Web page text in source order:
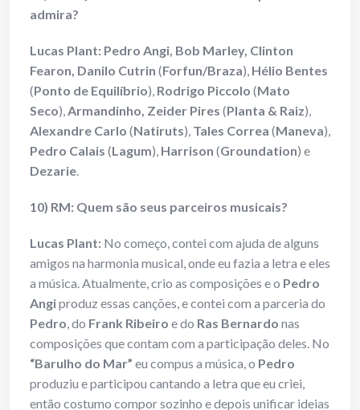
admira?
Lucas Plant: Pedro Angi, Bob Marley, Clinton
Fearon, Danilo Cutrin (Forfun/Braza), Hélio Bentes
(Ponto de Equilíbrio), Rodrigo Piccolo (Mato
Seco),Armandinho, Zeider Pires (Planta & Raiz),
Alexandre Carlo (Natiruts), Tales Correa (Maneva),
Pedro Calais (Lagum), Harrison (Groundation) e
Dezarie.
10) RM: Quem são seus parceiros musicais?
Lucas Plant: No começo, contei com ajuda de alguns
amigos na harmonia musical, onde eu fazia a letra e eles
a música. Atualmente, crio as composições e o Pedro
Angiproduz essas canções, e contei com a parceria do
Pedro, do Frank Ribeiro e do Ras Bernardo nas
composições que contam com a participação deles. No
“Barulho do Mar” eu compus a música, o Pedro
produziu e participou cantando a letra que eu criei,
então costumo compor sozinho e depois unificar ideias